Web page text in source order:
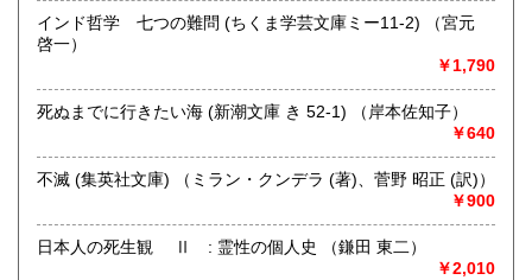
哲学宗教、歴史、社会科学、自然科学、美術工芸、趣味、外
国書、サブカルチャー、古書一般（その他）
オールジャンル
インド哲学 七つの難問 (ちくま学芸文庫ミー11-2) （宮元
啓一）
￥1,790
死ぬまでに行きたい海 (新潮文庫 き 52-1) （岸本佐知子）
￥640
不滅 (集英社文庫) （ミラン・クンデラ (著)、菅野 昭正 (訳)）
￥900
日本人の死生観 Ⅱ : 霊性の個人史 （鎌田 東二）
￥2,010